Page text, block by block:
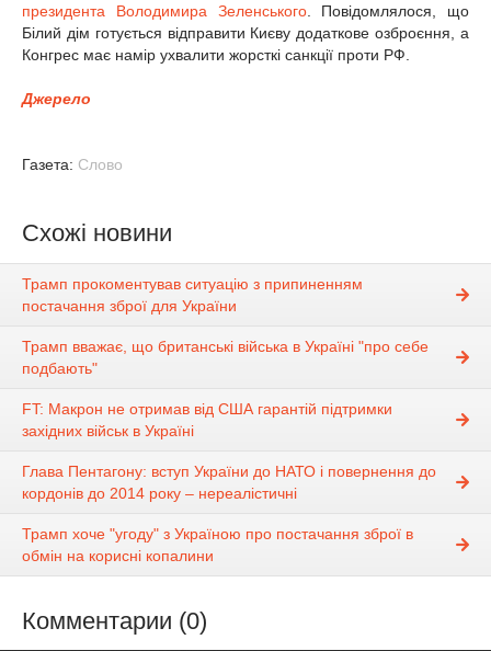
президента Володимира Зеленського. Повідомлялося, що
Білий дім готується відправити Києву додаткове озброєння, а
Конгрес має намір ухвалити жорсткі санкції проти РФ.
Джерело
Газета: Слово
Схожі новини
Трамп прокоментував ситуацію з припиненням
постачання зброї для України
Трамп вважає, що британські війська в Україні "про себе
подбають"
FT: Макрон не отримав від США гарантій підтримки
західних військ в Україні
Глава Пентагону: вступ України до НАТО і повернення до
кордонів до 2014 року – нереалістичні
Трамп хоче "угоду" з Україною про постачання зброї в
обмін на корисні копалини
Комментарии (0)